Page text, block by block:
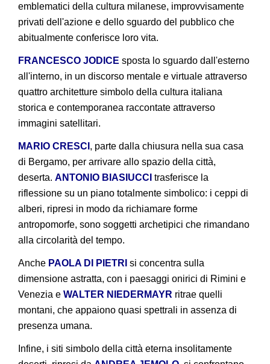
emblematici della cultura milanese, improvvisamente
privati dell'azione e dello sguardo del pubblico che
abitualmente conferisce loro vita.
FRANCESCO JODICE sposta lo sguardo dall'esterno
all'interno, in un discorso mentale e virtuale attraverso
quattro architetture simbolo della cultura italiana
storica e contemporanea raccontate attraverso
immagini satellitari.
MARIO CRESCI , parte dalla chiusura nella sua casa
di Bergamo, per arrivare allo spazio della città,
deserta. ANTONIO BIASIUCCI trasferisce la
riflessione su un piano totalmente simbolico: i ceppi di
alberi, ripresi in modo da richiamare forme
antropomorfe, sono soggetti archetipici che rimandano
alla circolarità del tempo.
Anche PAOLA DI PIETRI si concentra sulla
dimensione astratta, con i paesaggi onirici di Rimini e
Venezia e WALTER NIEDERMAYR ritrae quelli
montani, che appaiono quasi spettrali in assenza di
presenza umana.
Infine, i siti simbolo della città eterna insolitamente